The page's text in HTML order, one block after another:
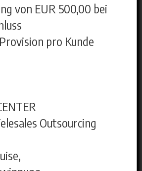
von EUR 500,00 bei
pro Kunde
Outsourcing